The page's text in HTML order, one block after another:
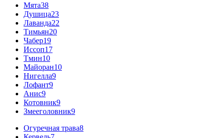
Мята38
Душица23
Лаванда22
Тимьян20
Чабер19
Иссоп17
Тмин10
Майоран10
Нигелла9
Лофант9
Анис9
Котовник9
Змееголовник9
Огуречная трава8